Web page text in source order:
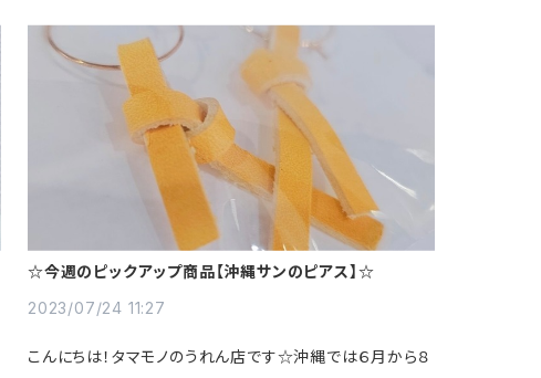
☆今週のピックアップ商品【沖縄サンのピアス】☆
2023/07/24 11:27
こんにちは！タマモノのうれん店です☆沖縄では６月から８